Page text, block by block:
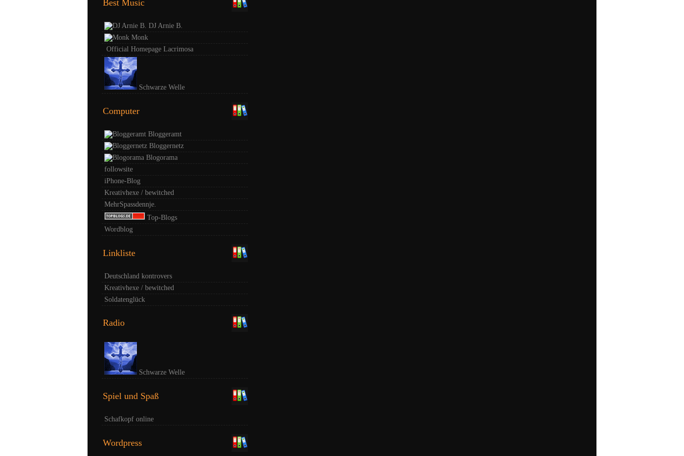
Best Music
DJ Arnie B.
Monk
Official Homepage Lacrimosa
Schwarze Welle
Computer
Bloggeramt
Bloggernetz
Blogorama
followsite
iPhone-Blog
Kreativhexe / bewitched
MehrSpassdennje.
Top-Blogs
Wordblog
Linkliste
Deutschland kontrovers
Kreativhexe / bewitched
Soldatenglück
Radio
Schwarze Welle
Spiel und Spaß
Schafkopf online
Wordpress